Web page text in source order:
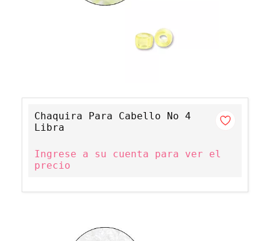
Chaquira Para Cabello No 4
Libra
Ingrese a su cuenta para ver el
precio